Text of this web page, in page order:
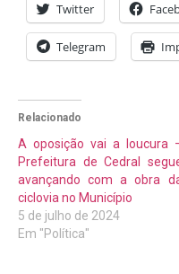
Twitter
Telegram
Relacionado
A oposição vai a loucura
Prefeitura de Cedral
avançando com a obra
ciclovia no Município
5 de julho de 2024
Em "Política"